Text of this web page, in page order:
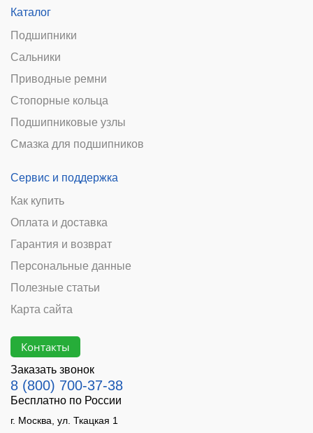
Каталог
Подшипники
Сальники
Приводные ремни
Стопорные кольца
Подшипниковые узлы
Смазка для подшипников
Сервис и поддержка
Как купить
Оплата и доставка
Гарантия и возврат
Персональные данные
Полезные статьи
Карта сайта
Контакты
Заказать звонок
8 (800) 700-37-38
Бесплатно по России
г. Москва, ул. Ткацкая 1